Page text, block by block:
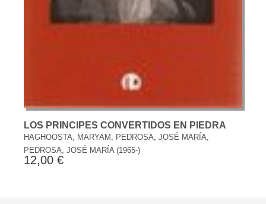
LOS PRINCIPES CONVERTIDOS EN PIEDRA
HAGHOOSTA, MARYAM, PEDROSA, JOSÉ MARÍA,
PEDROSA, JOSÉ MARÍA (1965-)
12,00 €